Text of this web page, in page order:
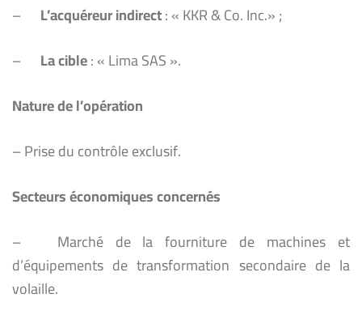
– L’acquéreur indirect: « KKR & Co. Inc.» ;
– La cible: « Lima SAS ».
Nature de l’opération
– Prise du contrôle exclusif.
Secteurs économiques concernés
– Marché de la fourniture de machines et
d’équipements de transformation secondaire de la
volaille.